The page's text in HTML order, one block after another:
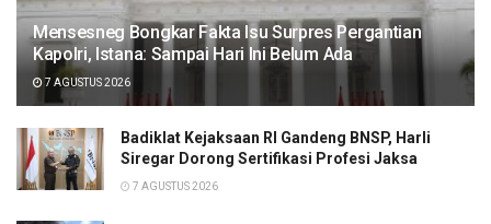
Mensesneg Bongkar Fakta Isu Surpres Pergantian
Kapolri, Istana: Sampai Hari Ini Belum Ada
7 AGUSTUS 2026
Badiklat Kejaksaan RI Gandeng BNSP, Harli
Siregar Dorong Sertifikasi Profesi Jaksa
7 AGUSTUS 2026